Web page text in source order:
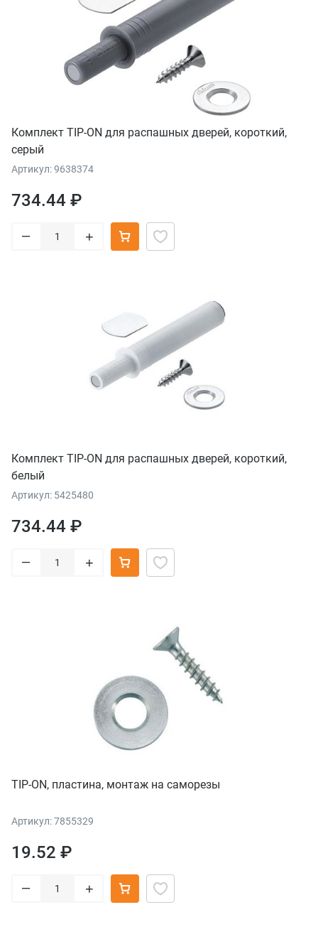
Комплект TIP-ON для распашных дверей, короткий,
серый
Артикул: 9638374
734.44 ₽
– +
Комплект TIP-ON для распашных дверей, короткий,
белый
Артикул: 5425480
734.44 ₽
– +
TIP-ON, пластина, монтаж на саморезы
Артикул: 7855329
19.52 ₽
– +